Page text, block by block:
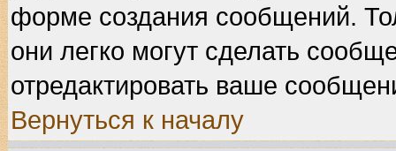
форме создания сообщений.
они легко могут сделать
отредактировать ваше
Вернуться к началу